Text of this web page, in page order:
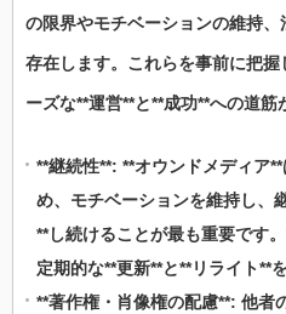
の限界やモチベーションの維持
存在します。これらを事前に把
ーズな**運営**と**成功**への道筋
**継続性**: **オウンドメディア
め、モチベーションを維持し、
**し続けることが最も重要です
定期的な**更新**と**リライト**
**著作権・肖像権の配慮**: 他者